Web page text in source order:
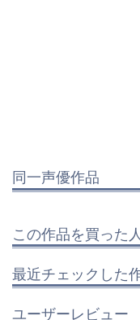
同一声優作品
この作品を買った
最近チェックした
ユーザーレビュー